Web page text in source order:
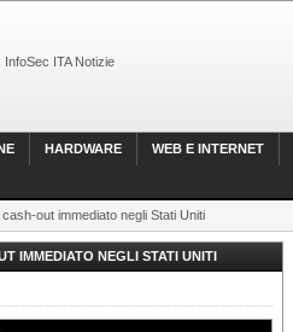
ITA Notizie
HARDWARE WEB E INTERNET
out immediato negli Stati Uniti
IMMEDIATO NEGLI STATI UNITI